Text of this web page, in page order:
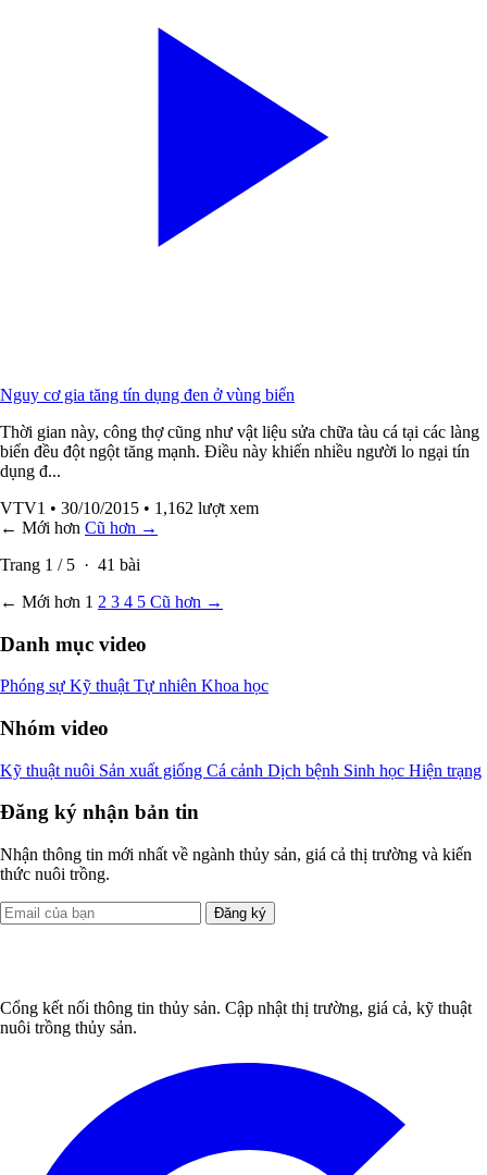
Nguy cơ gia tăng tín dụng đen ở vùng biển
Thời gian này, công thợ cũng như vật liệu sửa chữa tàu cá tại các làng
biển đều đột ngột tăng mạnh. Điều này khiến nhiều người lo ngại tín
dụng đ...
VTV1 • 30/10/2015 • 1,162 lượt xem
← Mới hơn Cũ hơn →
Trang 1 / 5 · 41 bài
← Mới hơn 1 2 3 4 5 Cũ hơn →
Danh mục video
Phóng sự Kỹ thuật Tự nhiên Khoa học
Nhóm video
Kỹ thuật nuôi Sản xuất giống Cá cảnh Dịch bệnh Sinh học Hiện trạng
Đăng ký nhận bản tin
Nhận thông tin mới nhất về ngành thủy sản, giá cả thị trường và kiến
thức nuôi trồng.
Đăng ký
Cổng kết nối thông tin thủy sản. Cập nhật thị trường, giá cả, kỹ thuật
nuôi trồng thủy sản.